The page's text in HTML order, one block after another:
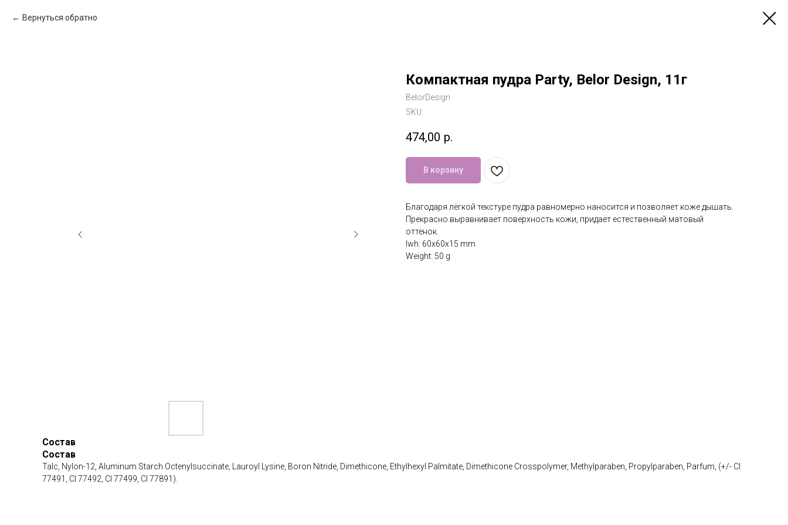
Вернуться обратно
Компактная пудра Party, Belor Design, 11г
BelorDesign
SKU:
474,00 р.
В корзину
Благодаря лёгкой текстуре пудра равномерно наносится и позволяет коже дышать.
Прекрасно выравнивает поверхность кожи, придаёт естественный матовый
оттенок.
lwh: 60x60x15 mm
Weight: 50 g
Состав
Состав
Talc, Nylon-12, Aluminum Starch Octenylsuccinate, Lauroyl Lysine, Boron Nitride, Dimethicone, Ethylhexyl Palmitate, Dimethicone Crosspolymer, Methylparaben, Propylparaben, Parfum, (+/- CI
77491, CI 77492, CI 77499, CI 77891).